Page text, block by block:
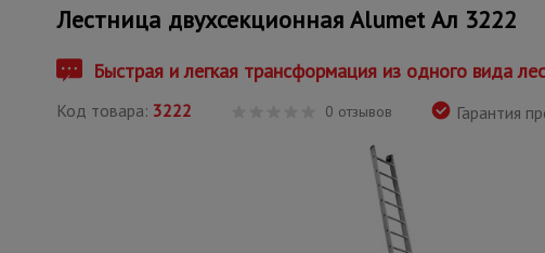
Вышки-туры
Подмости строительные
Грузоподъемное оборудование
Мусоропровод строительный
Лестница двухсекционная Alumet Ал 3222
Быстрая и легкая трансформация из одного вида
Код товара: 3222 0 отзывов Гарантия